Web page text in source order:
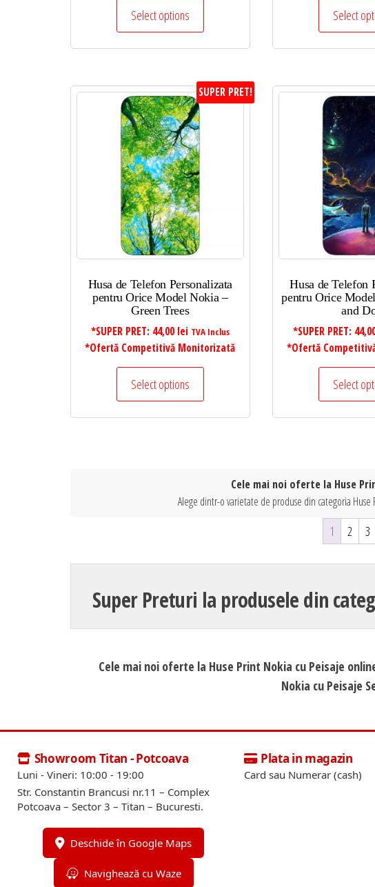
Select options Select
SUPER PRET!
Husa de Telefon Personalizata
pentru Orice Model Nokia –
Green Trees
*SUPER PRET: 44,00 lei TVA Inclus
*Ofertă Competitivă Monitorizată
Select options
Husa de Telefon
pentru Orice
and
*SUPER PRET:
*Ofertă
Select
Cele mai noi oferte la Huse
Alege dintr-o varietate de produse din categoria
1 2 3
Super Preturi la produsele din
Cele mai noi oferte la Huse Print Nokia cu Peisaje
Nokia cu Peisaje
Showroom Titan - Potcoava
Luni - Vineri: 10:00 - 19:00
Str. Constantin Brancusi nr.11 – Complex
Potcoava – Sector 3 – Titan – Bucuresti.
Deschide în Google Maps
Navighează cu Waze
Plata in magazin
Card sau Numerar (cash)